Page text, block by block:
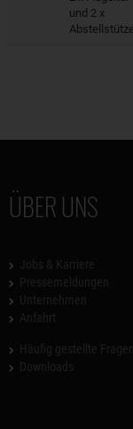
und 2 x
Abstellstütze
ÜBER UNS